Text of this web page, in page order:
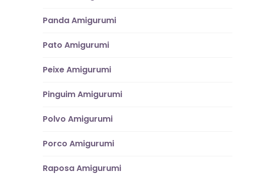
Panda Amigurumi
Pato Amigurumi
Peixe Amigurumi
Pinguim Amigurumi
Polvo Amigurumi
Porco Amigurumi
Raposa Amigurumi